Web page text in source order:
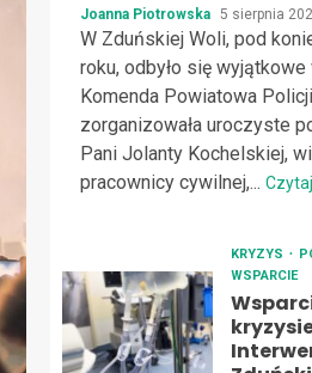
Joanna Piotrowska 5 sierpnia
W Zduńskiej Woli, pod
roku, odbyło się
Komenda Powiatowa Policji
zorganizowała uroczyste
Pani Jolanty Kochelskiej,
pracownicy cywilnej,...
KRYZYS
WSPARCIE